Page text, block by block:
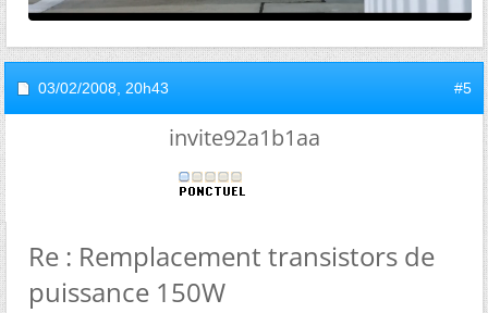
03/02/2008, 20h43 #5
invite92a1b1aa
Re : Remplacement transistors de
puissance 150W